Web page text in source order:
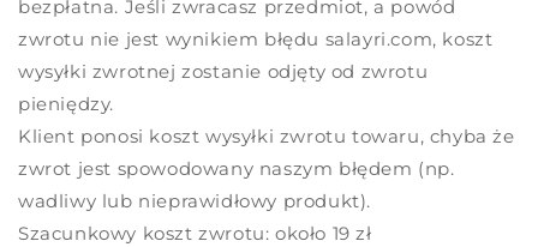
bezpłatna. Jeśli zwracasz przedmiot, a powód
zwrotu nie jest wynikiem błędu salayri.com, koszt
wysyłki zwrotnej zostanie odjęty od zwrotu
pieniędzy.
Klient ponosi koszt wysyłki zwrotu towaru, chyba że
zwrot jest spowodowany naszym błędem (np.
wadliwy lub nieprawidłowy produkt).
Szacunkowy koszt zwrotu: około 19 zł